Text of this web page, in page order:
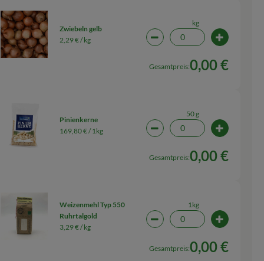
ändern
Zwiebeln gelb
2,29 € /kg
kg
Artikelanzahl verringern
Gesamtpreis:0,00 €
ändern
Pinienkerne
169,80 € /1kg
50 g
Artikelanzahl verringern
Gesamtpreis:0,00 €
ändern
Weizenmehl Typ 550
Ruhrtalgold
3,29 € /kg
1kg
Artikelanzahl verringern
Gesamtpreis:0,00 €